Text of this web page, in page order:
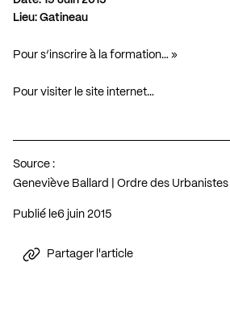
Lieu: Gatineau
Pour s’inscrire à la formation… »
Pour visiter le site internet…
Source :
Geneviève Ballard | Ordre des
Publié le 6 juin 2015
Partager l'article